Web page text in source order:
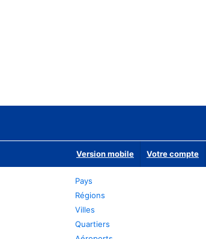
Version mobile Votre compte
Pays
Régions
Villes
Quartiers